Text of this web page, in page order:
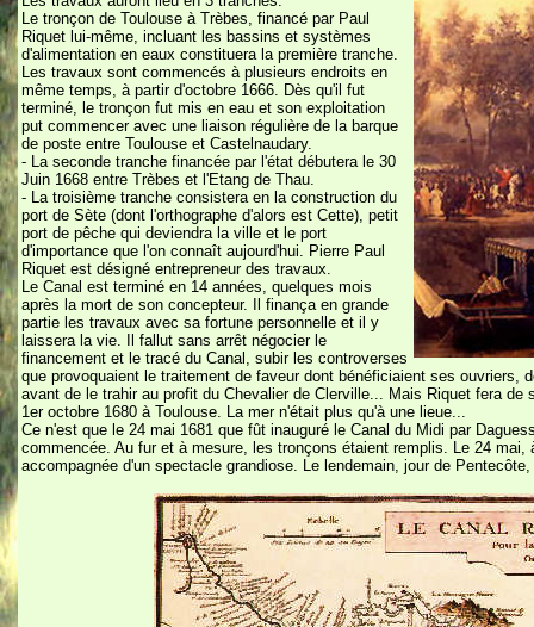
Le tronçon de Toulouse à Trèbes, financé par Paul
Riquet lui-même, incluant les bassins et systèmes
d'alimentation en eaux constituera la première tranche.
Les travaux sont commencés à plusieurs endroits en
même temps, à partir d'octobre 1666. Dès qu'il fut
terminé, le tronçon fut mis en eau et son exploitation
put commencer avec une liaison régulière de la barque
de poste entre Toulouse et Castelnaudary.
- La seconde tranche financée par l'état débutera le 30
Juin 1668 entre Trèbes et l'Etang de Thau.
- La troisième tranche consistera en la construction du
port de Sète (dont l'orthographe d'alors est Cette), petit
port de pêche qui deviendra la ville et le port
d'importance que l'on connaît aujourd'hui. Pierre Paul
Riquet est désigné entrepreneur des travaux.
Le Canal est terminé en 14 années, quelques mois
après la mort de son concepteur. Il finança en grande
partie les travaux avec sa fortune personnelle et il y
laissera la vie. Il fallut sans arrêt négocier le
financement et le tracé du Canal, subir les controverses
que provoquaient le traitement de faveur dont bénéficiaient ses ouvriers,
avant de le trahir au profit du Chevalier de Clerville... Mais Riquet fera
1er octobre 1680 à Toulouse. La mer n'était plus qu'à une lieue...
Ce n'est que le 24 mai 1681 que fût inauguré le Canal du Midi par
commencée. Au fur et à mesure, les tronçons étaient remplis. Le 24
accompagnée d'un spectacle grandiose. Le lendemain, jour de